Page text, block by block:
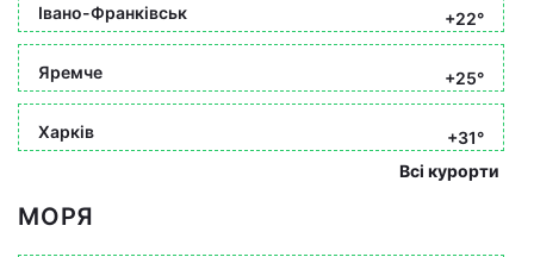
Івано-Франківськ +22°
Яремче +25°
Харків
+31°
Всі курорти
МОРЯ